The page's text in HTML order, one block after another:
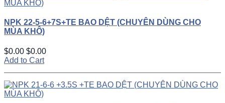
NPK 22-5-6+7S+TE BAO DỆT (CHUYÊN DÙNG CHO
MÙA KHÔ)
$0.00 $0.00
Add to Cart